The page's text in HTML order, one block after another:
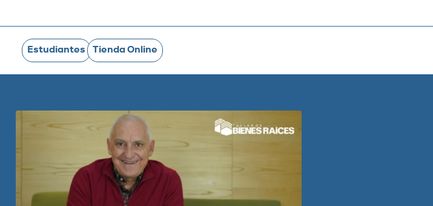
Estudiantes Tienda Online